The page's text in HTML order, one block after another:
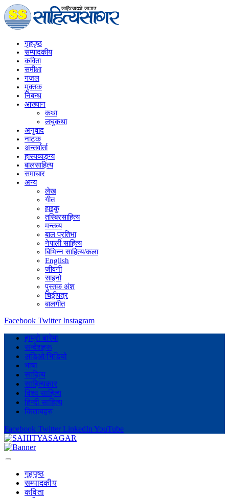
गृहपृष्‍ठ
सम्पादकीय
कविता
समीक्षा
गजल
मुक्तक
निबन्ध
आख्यान
कथा
लघुकथा
अनुवाद
नाटक
अन्तर्वार्ता
हास्यव्यङ्ग्य
बालसाहित्य
समाचार
अन्य
लेख
गीत
हाइकु
तस्बिरसाहित्य
मन्तव्य
बाल प्रतिभा
नेपाली साहित्य
बिभिन्न साहित्य/कला
English
जीवनी
साइनो
पुस्तक अंश
चिठ्ठीपत्र
बालगीत
Facebook Twitter Instagram
हाम्रो बारेमा
सन्देशहरू
अडिओ/भिडियो
भाषा
साहित्य
साहित्यकार
विश्व साहित्य
हिन्दी साहित्य
किताबहरु
Facebook Twitter LinkedIn YouTube
गृहपृष्‍ठ
सम्पादकीय
कविता